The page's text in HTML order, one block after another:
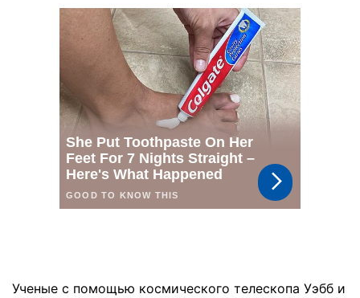
Ученые с помощью космического телескопа Уэбб и